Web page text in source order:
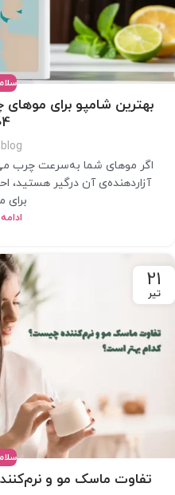
بهترین شامپو برای
blog
اگر موهای شما به‌سرعت چرب
آزاردهنده‌ی آن درگیر هستید،
برای
21
تیر
تفاوت ماسک مو و